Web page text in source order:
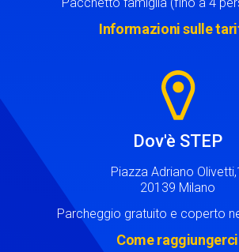
Informazioni sulle
Dov'è STEP
Piazza Adriano
20139 Milano
Parcheggio gratuito e coperto
Come raggiungerci